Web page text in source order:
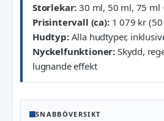
Storlekar: 30 ml, 50 ml, 75 ml ·
Prisintervall (ca):1 079 kr (50
Hudtyp:Alla hudtyper,
Nyckelfunktioner: Skydd,
lugnande effekt
SNABBÖVERSIKT